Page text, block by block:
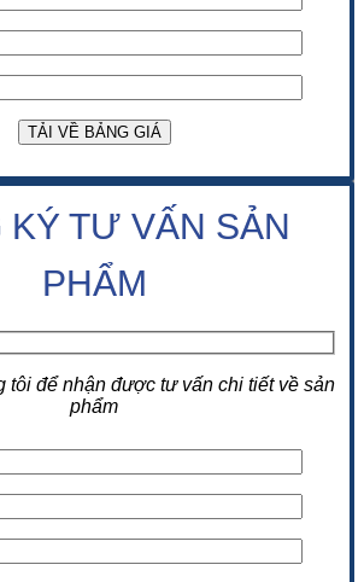
TƯ VẤN SẢN
PHẨM
tôi để nhận được tư vấn chi tiết về sản
phẩm